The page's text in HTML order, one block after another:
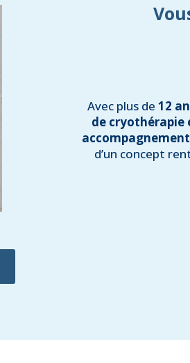
Avec plus de 12
de cryothérapie
accompagnement
d’un concept